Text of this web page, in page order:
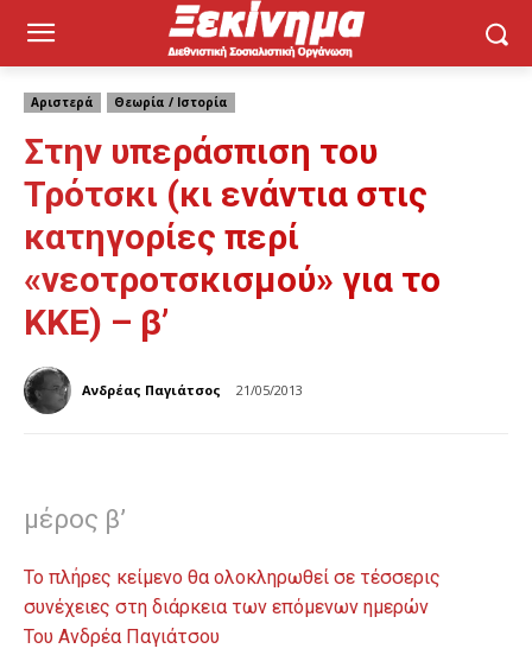
Αριστερά Θεωρία / Ιστορία
Στην υπεράσπιση του
Τρότσκι (κι ενάντια στις
κατηγορίες περί
«νεοτροτσκισμού» για το
ΚΚΕ) – β’
Ανδρέας Παγιάτσος 21/05/2013
μέρος β’
Το πλήρες κείμενο θα ολοκληρωθεί σε τέσσερις
συνέχειες στη διάρκεια των επόμενων ημερών
Του Ανδρέα Παγιάτσου